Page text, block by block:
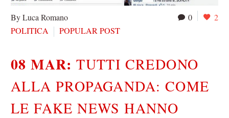
0 2
By Luca Romano
POLITICA
POPULAR POST
08 MAR:TUTTI CREDONO
ALLA PROPAGANDA: COME
LE FAKE NEWS HANNO